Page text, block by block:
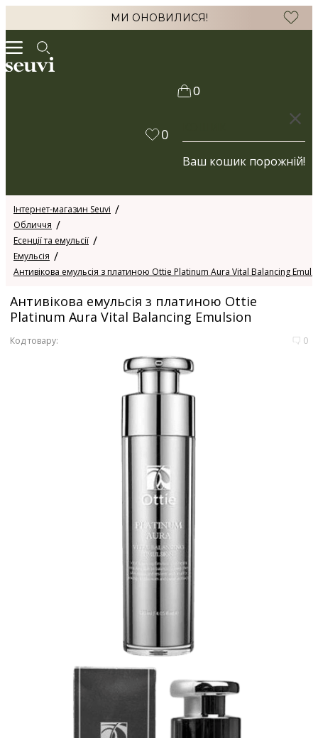
МИ ОНОВИЛИСЯ!
0
0
Ваш кошик порожній!
Інтернет-магазин Seuvi
Обличчя
Есенції та емульсії
Емульсія
Антивікова емульсія з платиною Ottie Platinum Aura Vital Balancing
Антивікова емульсія з платиною Ottie
Platinum Aura Vital Balancing Emulsion
Код товару: 0